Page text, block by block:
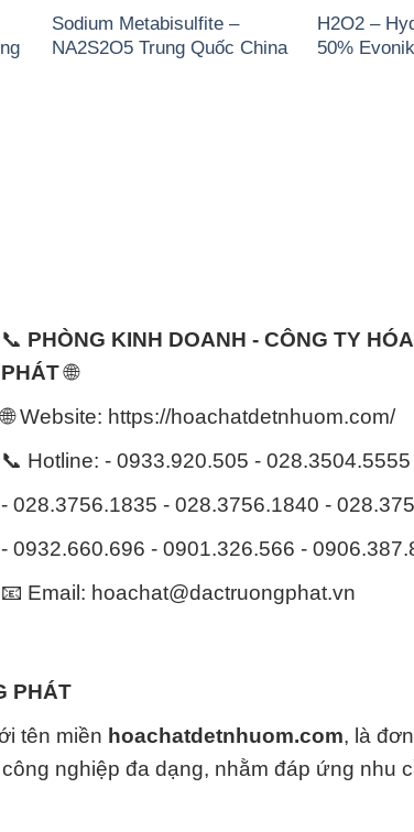
Sodium Metabisulfite –
NA2S2O5 Trung Quốc China
H2O2 –
50%
📞 PHÒNG KINH DOANH - CÔNG TY
PHÁT🌐
🌐 Website: https://hoachatdetnhuom.com/
📞 Hotline: - 0933.920.505 - 028.3504.5555
- 028.3756.1835 - 028.3756.1840 -
- 0932.660.696 - 0901.326.566 -
📧 Email: hoachat@dactruongphat.vn
PHÁT
tên miền hoachatdetnhuom.com, là
nghiệp đa dạng, nhằm đáp ứng nhu